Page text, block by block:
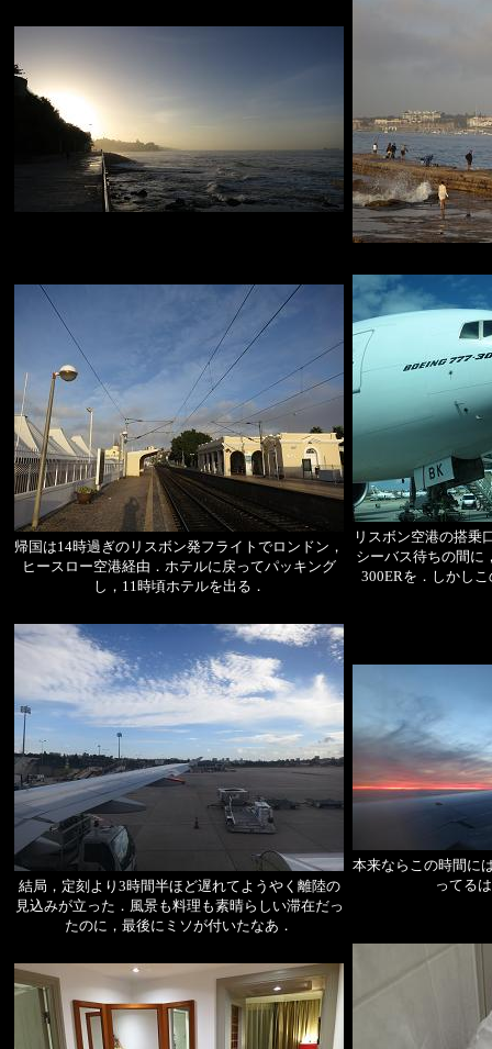
帰国は14時過ぎのリスボン発フライトでロンドン，
ヒースロー空港経由．ホテルに戻ってパッキング
し，11時頃ホテルを出る．
リスボン空港の搭乗
シーバス待ちの間に
300ERを．しかし
結局，定刻より3時間半ほど遅れてようやく離陸の
見込みが立った．風景も料理も素晴らしい滞在だっ
たのに，最後にミソが付いたなあ．
本来ならこの時間に
ってる